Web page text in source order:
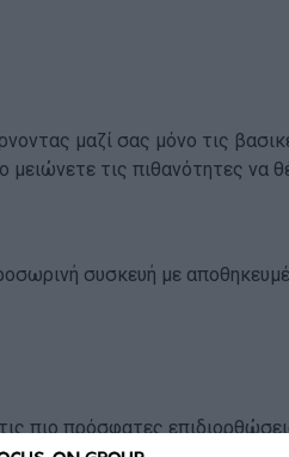
μαζί σας μόνο τις
τις πιθανότητες να
συσκευή με
πιο πρόσφατες